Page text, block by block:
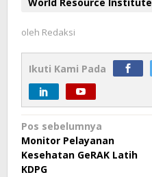
oleh Redaksi
Ikuti Kami Pada
Navigasi
pos
Pos sebelumnya
Monitor Pelayanan
Kesehatan GeRAK Latih
KDPG